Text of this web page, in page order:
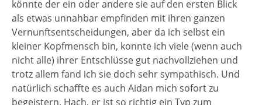
könnte der ein oder andere sie auf den ersten Blick
als etwas unnahbar empfinden mit ihren ganzen
Vernunftsentscheidungen, aber da ich selbst ein
kleiner Kopfmensch bin, konnte ich viele (wenn auch
nicht alle) ihrer Entschlüsse gut nachvollziehen und
trotz allem fand ich sie doch sehr sympathisch. Und
natürlich schaffte es auch Aidan mich sofort zu
begeistern. Hach, er ist so richtig ein Typ zum